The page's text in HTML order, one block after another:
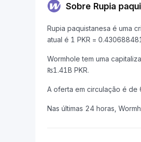
Sobre Rupia
Rupia paquistanesa é uma
atual é 1 PKR =
Wormhole tem uma
₨1.41B PKR.
A oferta em circulação é de
Nas últimas 24 horas,